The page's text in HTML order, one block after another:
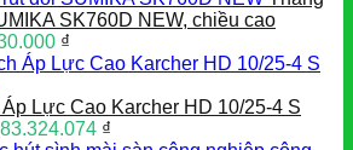
SK760D NEW, chiều cao
₫
Lực Cao Karcher HD 10/25-4 S
83.324.074 ₫